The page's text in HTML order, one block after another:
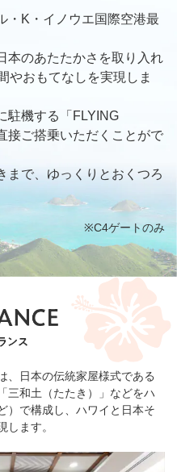
・K・イノウエ国際空港最
本のあたたかさを取り入れ
やおもてなしを実現しま
駐機する「FLYING
接ご搭乗いただくことがで
まで、ゆっくりとおくつろ
※C4ゲートのみ
、日本の伝統家屋様式である
三和土（たたき）」などをハ
）で構成し、ハワイと日本そ
します。